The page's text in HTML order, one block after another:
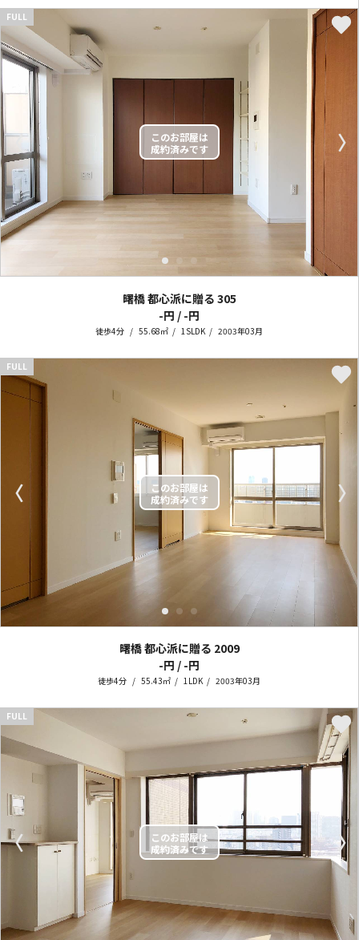
〈 〉
FULL
曙橋 都心派に贈る 305
-円 / -円
徒歩4分 55.68㎡ 1SLDK 2003年03月
〈 〉
FULL
曙橋 都心派に贈る 2009
-円 / -円
徒歩4分 55.43㎡ 1LDK 2003年03月
〈 〉
FULL